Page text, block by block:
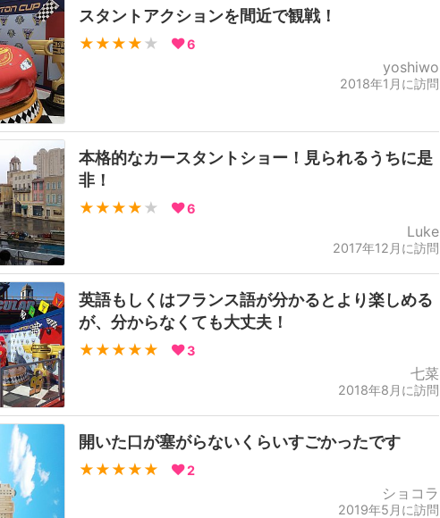
スタントアクションを間近で観戦！
★★★★ ★ 6
yoshiwo
2018年1月に訪問
本格的なカースタントショー！見られるうちに是
非！
★★★★ ★ 6
Luke
2017年12月に訪問
英語もしくはフランス語が分かるとより楽しめる
が、分からなくても大丈夫！
★★★★★ 3
七菜
2018年8月に訪問
開いた口が塞がらないくらいすごかったです
★★★★★ 2
ショコラ
2019年5月に訪問